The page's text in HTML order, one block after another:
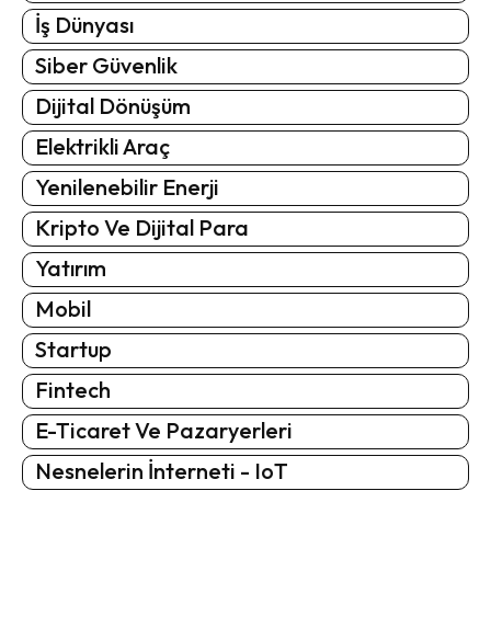
İş Dünyası
Siber Güvenlik
Dijital Dönüşüm
Elektrikli Araç
Yenilenebilir Enerji
Kripto Ve Dijital Para
Yatırım
Mobil
Startup
Fintech
E-Ticaret Ve Pazaryerleri
Nesnelerin İnterneti - IoT